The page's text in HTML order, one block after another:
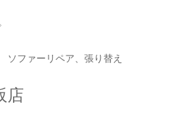
ソファーリペア、張り替え
店